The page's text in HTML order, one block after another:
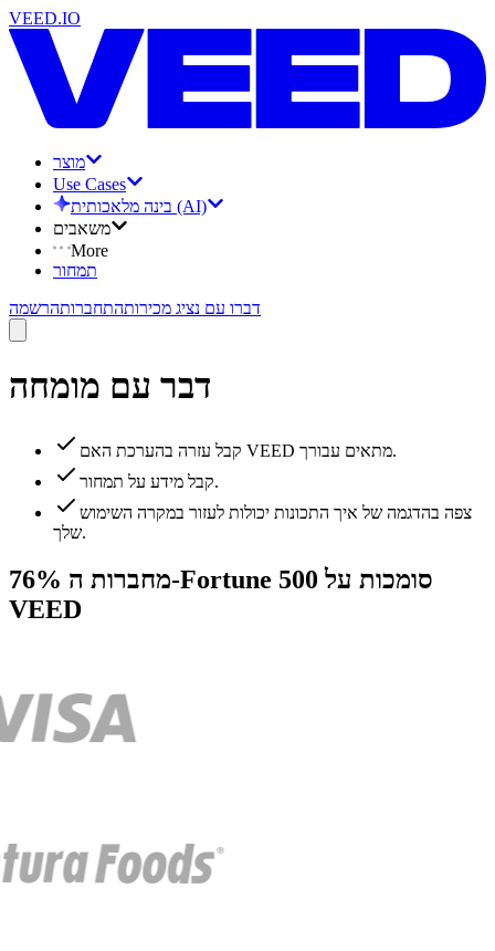
VEED.IO
מוצר
Use Cases
בינה מלאכותית (AI)
משאבים
More
תמחור
דברו עם נציג מכירותהתחברותהרשמה
דבר עם מומחה
קבל עזרה בהערכת האם VEED מתאים עבורך.
קבל מידע על תמחור.
צפה בהדגמה של איך התכונות יכולות לעזור במקרה השימוש
שלך.
76% מחברות ה-Fortune 500 סומכות על
VEED